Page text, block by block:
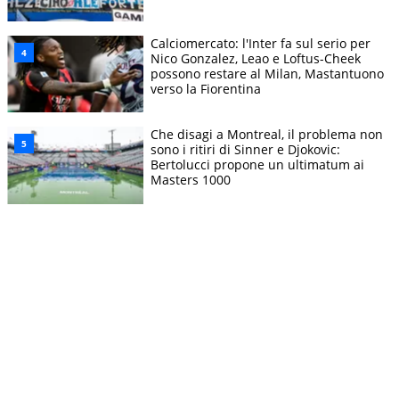
Calciomercato: l'Inter fa sul serio per
Nico Gonzalez, Leao e Loftus-Cheek
possono restare al Milan, Mastantuono
verso la Fiorentina
Che disagi a Montreal, il problema non
sono i ritiri di Sinner e Djokovic:
Bertolucci propone un ultimatum ai
Masters 1000